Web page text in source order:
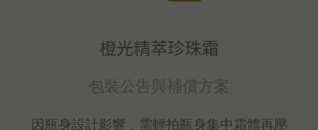
橙光精萃珍珠霜
包裝公告與補償方案
因瓶身設計影響，需輕拍瓶身集中霜體再壓